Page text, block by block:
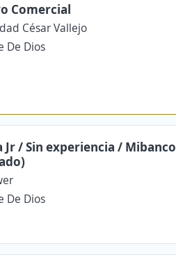
Comercial
César Vallejo
De Dios
Jr / Sin experiencia / Mibanco
De Dios